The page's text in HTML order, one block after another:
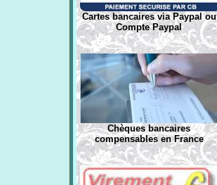
Cartes bancaires via Paypal ou
Compte Paypal
Chèques bancaires
compensables en France